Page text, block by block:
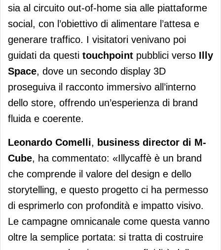
sia al circuito out-of-home sia alle piattaforme
social, con l’obiettivo di alimentare l’attesa e
generare traffico. I visitatori venivano poi
guidati da questi touchpoint pubblici verso Illy
Space, dove un secondo display 3D
proseguiva il racconto immersivo all’interno
dello store, offrendo un’esperienza di brand
fluida e coerente.
Leonardo Comelli, business director di M-
Cube, ha commentato: «Illycaffè è un brand
che comprende il valore del design e dello
storytelling, e questo progetto ci ha permesso
di esprimerlo con profondità e impatto visivo.
Le campagne omnicanale come questa vanno
oltre la semplice portata: si tratta di costruire